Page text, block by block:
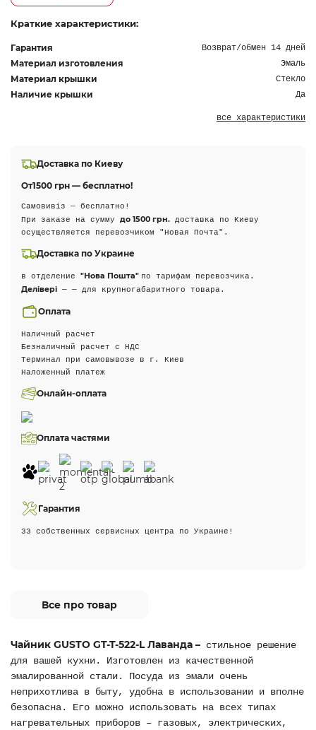
Краткие характеристики:
Гарантия Возврат/обмен 14 дней
Материал изготовления Эмаль
Материал крышки Стекло
Наличие крышки Да
все характеристики
Доставка по Киеву
От1500 грн — бесплатно!
Самовивіз — бесплатно!
При заказе на сумму до 1500 грн. доставка по Киеву
осуществляется перевозчиком "Новая Почта".
Доставка по Украине
в отделение "Нова Пошта" по тарифам перевозчика.
Делівері — — для крупногабаритного товара.
Оплата
Наличный расчет
Безналичный расчет с НДС
Терминал при самовывозе в г. Киев
Наложенный платеж
Онлайн-оплата
Оплата частями
Гарантия
33 собственных сервисных центра по Украине!
Все про товар
Чайник GUSTO GT-T-522-L Лаванда – стильное решение
для вашей кухни. Изготовлен из качественной
эмалированной стали. Посуда из эмали очень
неприхотлива в быту, удобна в использовании и вполне
безопасна. Его можно использовать на всех типах
нагревательных приборов – газовых, электрических,